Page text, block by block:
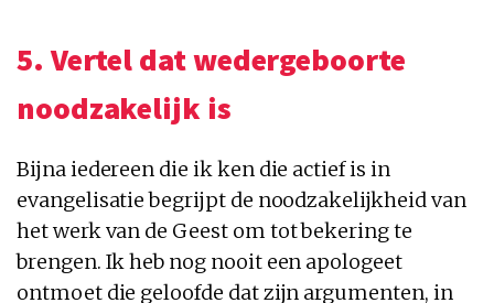
5. Vertel dat wedergeboorte
noodzakelijk is
Bijna iedereen die ik ken die actief is in
evangelisatie begrijpt de noodzakelijkheid van
het werk van de Geest om tot bekering te
brengen. Ik heb nog nooit een apologeet
ontmoet die geloofde dat zijn argumenten, in